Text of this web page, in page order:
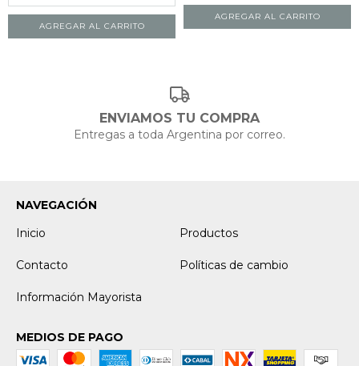
AGREGAR AL CARRITO
AGREGAR AL CARRITO
ENVIAMOS TU COMPRA
Entregas a toda Argentina por correo.
NAVEGACIÓN
Inicio
Productos
Contacto Políticas de cambio
Información Mayorista
MEDIOS DE PAGO